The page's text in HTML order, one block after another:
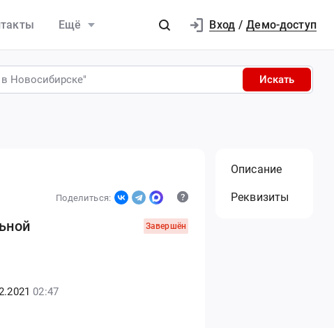
Ещё Вход / Демо-доступ
Искать
Поделиться:
Завершён
02:47
Описание
Реквизиты